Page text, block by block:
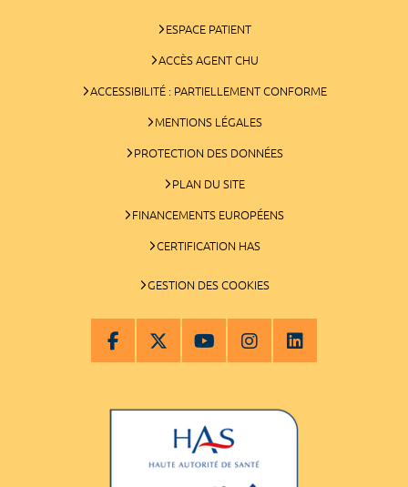
ESPACE PATIENT
ACCÈS AGENT CHU
ACCESSIBILITÉ : PARTIELLEMENT CONFORME
MENTIONS LÉGALES
PROTECTION DES DONNÉES
PLAN DU SITE
FINANCEMENTS EUROPÉENS
CERTIFICATION HAS
GESTION DES COOKIES